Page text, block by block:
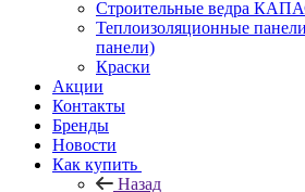
Строительные ведра
Теплоизоляционные
панели)
Краски
Акции
Контакты
Бренды
Новости
Как купить
Назад